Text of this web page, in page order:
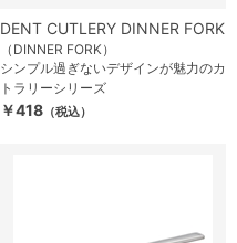
DENT CUTLERY DINNER FORK
（DINNER FORK）
シンプル過ぎないデザインが魅力のカ
トラリーシリーズ
￥418 （税込）